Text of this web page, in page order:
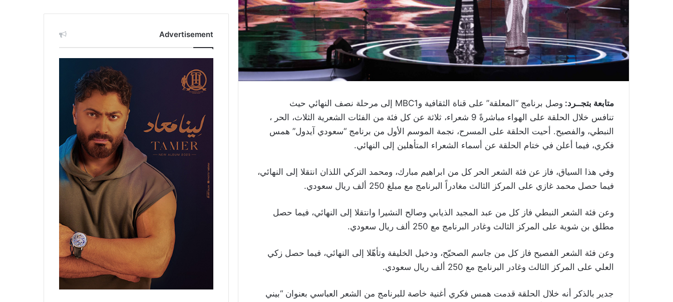
متابعة بتجــرد:
وصل برنامج “المعلقة” على قناة الثقافية وMBC1 إلى مرحلة نصف النهائي حيث
تنافس خلال الحلقة على الهواء مباشرةً 9 شعراء، ثلاثة عن كل فئة من الفئات الشعرية الثلاث، الحر ،
النبطي، والفصيح. أحيت الحلقة على المسرح، نجمة الموسم الأول من برنامج “سعودي آيدول” همس
فكري، فيما أعلن في ختام الحلقة عن أسماء الشعراء المتأهلين إلى النهائي.
وفي هذا السياق، فاز عن فئة الشعر الحر كل من ابراهيم مبارك، ومحمد التركي اللذان انتقلا إلى النهائي،
فيما حصل محمد غازي على المركز الثالث مغادراً البرنامج مع مبلغ 250 ألف ريال سعودي.
وعن فئة الشعر النبطي فاز كل من عبد المجيد الذيابي وصالح النشيرا وانتقلا إلى النهائي، فيما حصل
مطلق بن شوية على المركز الثالث وغادر البرنامج مع 250 ألف ريال سعودي.
وعن فئة الشعر الفصيح فاز كل من جاسم الصحيّح، ودخيل الخليفة وتأهّلا إلى النهائي، فيما حصل زكي
العلي على المركز الثالث وغادر البرنامج مع 250 ألف ريال سعودي.
جدير بالذكر أنه خلال الحلقة قدمت همس فكري أغنية خاصة للبرنامج من الشعر العباسي بعنوان “بيني
Advertisement